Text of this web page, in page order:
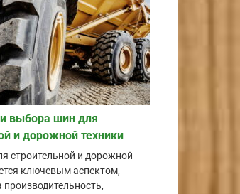
выбора шин для
и дорожной техники
строительной и дорожной
ключевым аспектом,